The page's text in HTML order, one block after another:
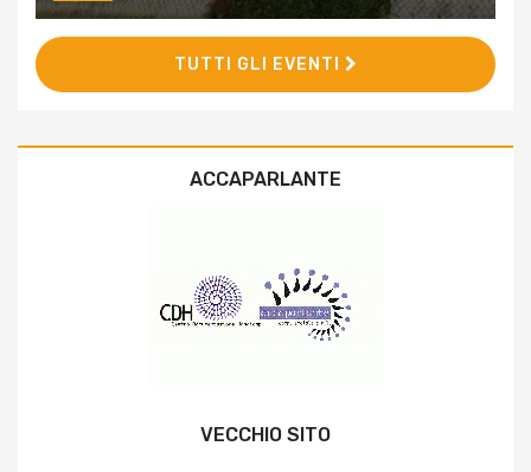
TUTTI GLI EVENTI
ACCAPARLANTE
VECCHIO SITO